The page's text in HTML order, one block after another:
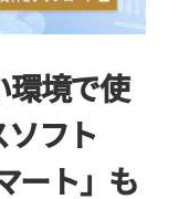
環境で使
フト
ート」 も